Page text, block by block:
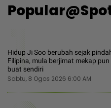
1
Hidup Ji Soo berubah sejak
Filipina, mula berjimat mekap pun
buat sendiri
Sabtu, 8 Ogos 2026 6:00 AM